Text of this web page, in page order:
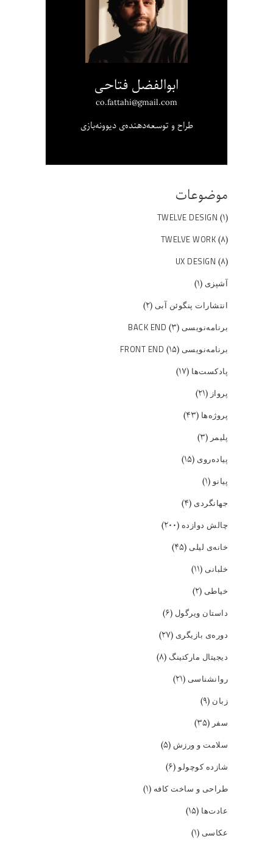
ابوالفضل فتاحی
co.fattahi@gmail.com
طراح و توسعه‌دهنده‌ی دیوونه‌بازی
موضوعات
TWELVE DESIGN (۱)
TWELVE WORK (۸)
UX DESIGN (۸)
آشپزی (۱)
انتشارات پنگوئن آبی (۲)
برنامه‌نویسی BACK END (۳)
برنامه‌نویسی FRONT END (۱۵)
پادکست‌ها (۱۷)
پرواز (۲۱)
پروژه‌ها (۴۳)
پلیمر (۳)
پیاده‌روی (۱۵)
پیانو(۱)
جهانگردی (۴)
چالش دوازده (۲۰۰)
خانه‌ی لیلی (۴۵)
خلبانی (۱۱)
خیاطی (۲)
داستان ویرگول (۶)
دوره‌ی بازیگری (۲۷)
دیجیتال مارکتینگ (۸)
روانشناسی (۲۱)
زبان (۹)
سفر (۳۵)
سلامت و ورزش (۵)
شازده کوچولو(۶)
طراحی و ساخت کافه (۱)
عادت‌ها (۱۵)
عکاسی (۱)